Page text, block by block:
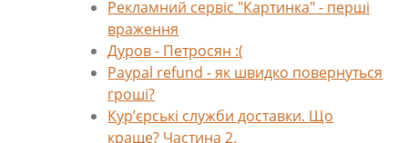
Рекламний сервіс "Картинка" - перші
враження
Дуров - Петросян :(
Paypal refund - як швидко повернуться
гроші?
Кур’єрські служби доставки. Що
краще? Частина 2.